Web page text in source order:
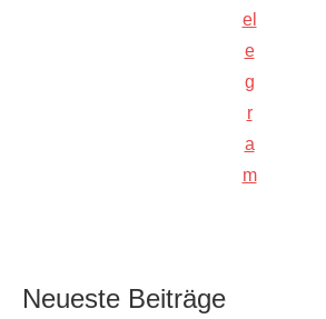
el
e
g
r
a
m
Neueste Beiträge